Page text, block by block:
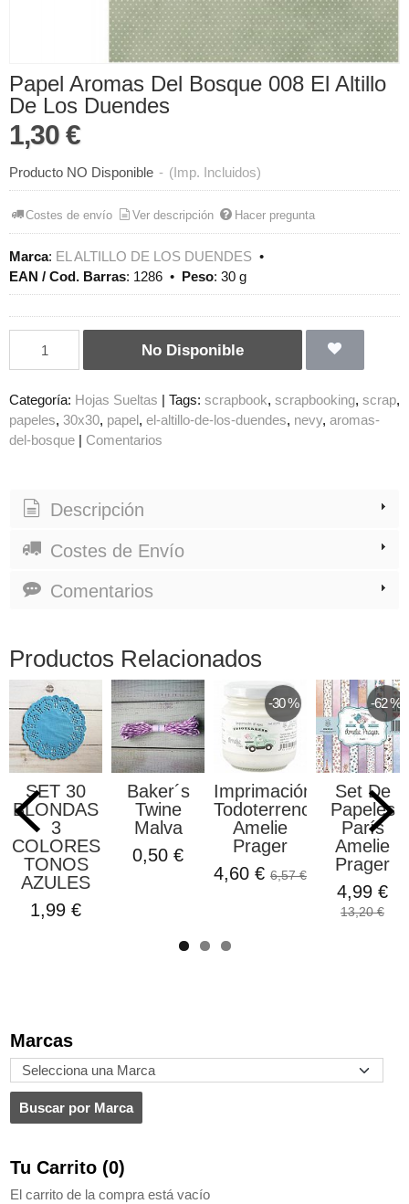
Marcas
Tu Carrito (0)
El carrito de la compra está vacío
Papel Aromas Del Bosque 008 El Altillo
De Los Duendes
1,30 €
Producto NO Disponible - (Imp. Incluidos)
Costes de envío Ver descripción Hacer pregunta
Marca: EL ALTILLO DE LOS DUENDES •
EAN / Cod. Barras: 1286 • Peso: 30 g
No Disponible
Categoría: Hojas Sueltas | Tags: scrapbook scrapbooking scrap
papeles 30x30 papel el-altillo-de-los-duendes nevy aromas-
del-bosque | Comentarios
Descripción
Costes de Envío
Comentarios
Productos Relacionados
SET 30
BLONDAS
3
COLORES
TONOS
AZULES
1,99 €
Baker´s
Twine
Malva
0,50 €
-30 %
Imprimación
Todoterreno
Amelie
Prager
4,60 € 6,57 €
-62 %
Set De
Papeles
París
Amelie
Prager
4,99 €
13,20 €